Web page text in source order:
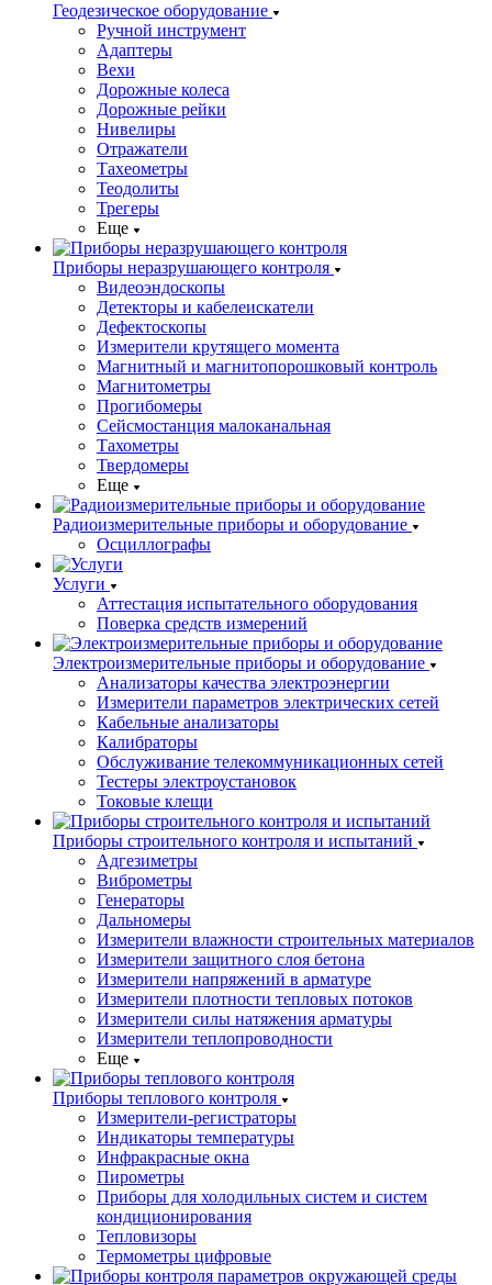
Геодезическое оборудование
Ручной инструмент
Адаптеры
Вехи
Дорожные колеса
Дорожные рейки
Нивелиры
Отражатели
Тахеометры
Теодолиты
Трегеры
Еще
Приборы неразрушающего контроля
Видеоэндоскопы
Детекторы и кабелеискатели
Дефектоскопы
Измерители крутящего момента
Магнитный и магнитопорошковый контроль
Магнитометры
Прогибомеры
Сейсмостанция малоканальная
Тахометры
Твердомеры
Еще
Радиоизмерительные приборы и оборудование
Осциллографы
Услуги
Аттестация испытательного оборудования
Поверка средств измерений
Электроизмерительные приборы и оборудование
Анализаторы качества электроэнергии
Измерители параметров электрических сетей
Кабельные анализаторы
Калибраторы
Обслуживание телекоммуникационных сетей
Тестеры электроустановок
Токовые клещи
Приборы строительного контроля и испытаний
Адгезиметры
Виброметры
Генераторы
Дальномеры
Измерители влажности строительных материалов
Измерители защитного слоя бетона
Измерители напряжений в арматуре
Измерители плотности тепловых потоков
Измерители силы натяжения арматуры
Измерители теплопроводности
Еще
Приборы теплового контроля
Измерители-регистраторы
Индикаторы температуры
Инфракрасные окна
Пирометры
Приборы для холодильных систем и систем
кондиционирования
Тепловизоры
Термометры цифровые